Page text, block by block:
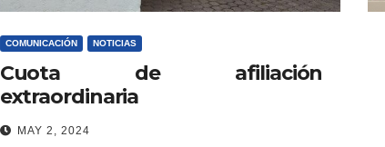
COMUNICACIÓN NOTICIAS
Cuota de afiliación
extraordinaria
MAY 2, 2024